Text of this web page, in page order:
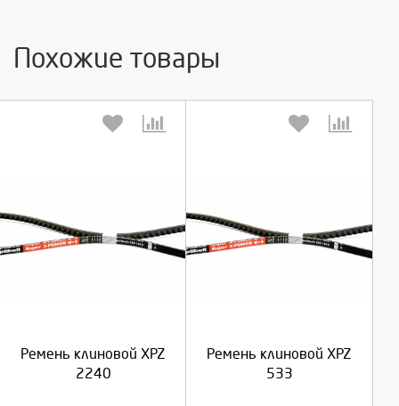
Похожие товары
Ремень клиновой XPZ
2240
Выберите количество:
Отмена
Ремень клиновой XPZ
533
Выберите количество:
Отмена